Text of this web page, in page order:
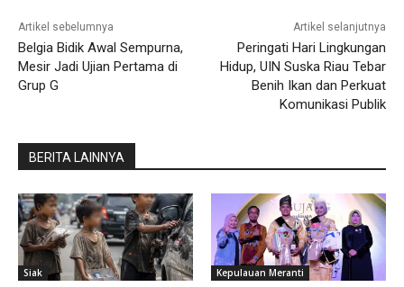
Artikel sebelumnya
Belgia Bidik Awal Sempurna,
Mesir Jadi Ujian Pertama di
Grup G
Artikel selanjutnya
Peringati Hari Lingkungan
Hidup, UIN Suska Riau Tebar
Benih Ikan dan Perkuat
Komunikasi Publik
BERITA LAINNYA
Siak Kepulauan Meranti